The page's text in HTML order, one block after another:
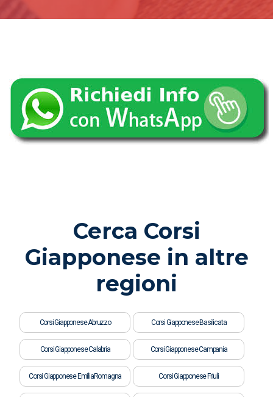
Cerca Corsi
Giapponese in altre
regioni
Corsi Giapponese Abruzzo Corsi Giapponese Basilicata
Corsi Giapponese Calabria Corsi Giapponese Campania
Corsi Giapponese EmiliaRomagna Corsi Giapponese Friuli